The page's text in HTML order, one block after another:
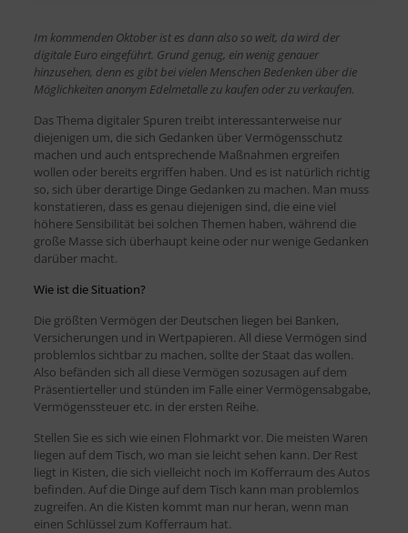
Im kommenden Oktober ist es dann also so weit, da wird der
digitale Euro eingeführt. Grund genug, ein wenig genauer
hinzusehen, denn es gibt bei vielen Menschen Bedenken über die
Möglichkeiten anonym Edelmetalle zu kaufen oder zu verkaufen.
Das Thema digitaler Spuren treibt interessanterweise nur
diejenigen um, die sich Gedanken über Vermögensschutz
machen und auch entsprechende Maßnahmen ergreifen
wollen oder bereits ergriffen haben. Und es ist natürlich richtig
so, sich über derartige Dinge Gedanken zu machen. Man muss
konstatieren, dass es genau diejenigen sind, die eine viel
höhere Sensibilität bei solchen Themen haben, während die
große Masse sich überhaupt keine oder nur wenige Gedanken
darüber macht.
Wie ist die Situation?
Die größten Vermögen der Deutschen liegen bei Banken,
Versicherungen und in Wertpapieren. All diese Vermögen sind
problemlos sichtbar zu machen, sollte der Staat das wollen.
Also befänden sich all diese Vermögen sozusagen auf dem
Präsentierteller und stünden im Falle einer Vermögensabgabe,
Vermögenssteuer etc. in der ersten Reihe.
Stellen Sie es sich wie einen Flohmarkt vor. Die meisten Waren
liegen auf dem Tisch, wo man sie leicht sehen kann. Der Rest
liegt in Kisten, die sich vielleicht noch im Kofferraum des Autos
befinden. Auf die Dinge auf dem Tisch kann man problemlos
zugreifen. An die Kisten kommt man nur heran, wenn man
einen Schlüssel zum Kofferraum hat.